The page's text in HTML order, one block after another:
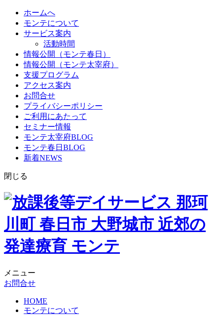
ホームへ
モンテについて
サービス案内
活動時間
情報公開（モンテ春日）
情報公開（モンテ太宰府）
支援プログラム
アクセス案内
お問合せ
プライバシーポリシー
ご利用にあたって
セミナー情報
モンテ太宰府BLOG
モンテ春日BLOG
新着NEWS
閉じる
メニュー
お問合せ
HOME
モンテについて